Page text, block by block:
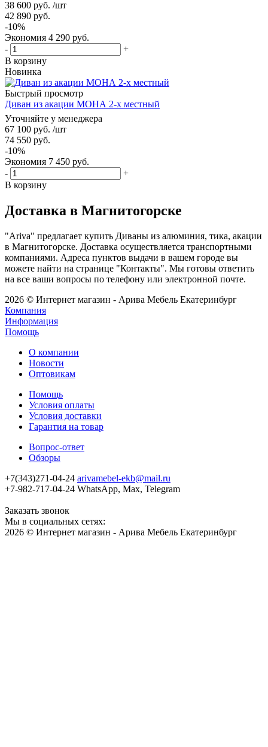
38 600 руб. /шт
42 890 руб.
-10%
Экономия 4 290 руб.
-
+
В корзину
Новинка
Быстрый просмотр
Диван из акации МОНА 2-х местный
Уточняйте у менеджера
67 100 руб. /шт
74 550 руб.
-10%
Экономия 7 450 руб.
-
+
В корзину
Доставка в Магнитогорске
"Ariva" предлагает купить Диваны из алюминия, тика, акации
в Магнитогорске. Доставка осуществляется транспортными
компаниями. Адреса пунктов выдачи в вашем городе вы
можете найти на странице "Контакты". Мы готовы ответить
на все ваши вопросы по телефону или электронной почте.
2026 © Интернет магазин - Арива Мебель Екатеринбург
Компания
Информация
Помощь
О компании
Новости
Оптовикам
Помощь
Условия оплаты
Условия доставки
Гарантия на товар
Вопрос-ответ
Обзоры
+7(343)271-04-24 arivamebel-ekb@mail.ru
+7-982-717-04-24 WhatsApp, Max, Telegram
Заказать звонок
Мы в социальных сетях:
2026 © Интернет магазин - Арива Мебель Екатеринбург